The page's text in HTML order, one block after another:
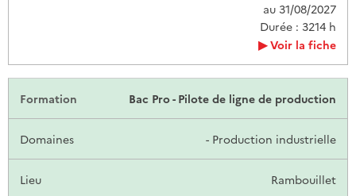
au 31/08/2027
Durée : 3214 h
Voir la fiche
Bac Pro - Pilote de ligne de production
- Production industrielle
Rambouillet